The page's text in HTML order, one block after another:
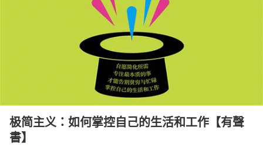
電子/紙本書
HOT
极简主义：如何掌控自己的生活和工作【有聲
書】